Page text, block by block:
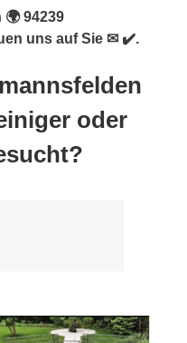
94239
uns auf Sie ✉ ✔️.
oder